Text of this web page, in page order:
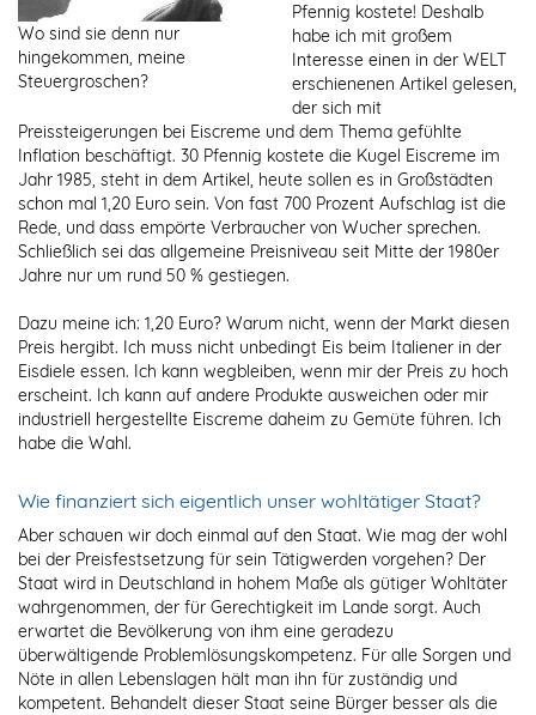
Wo sind sie denn nur
hingekommen, meine
Steuergroschen?
Pfennig kostete! Deshalb
habe ich mit großem
Interesse einen in der WELT
erschienenen Artikel gelesen,
der sich mit
Preissteigerungen bei Eiscreme und dem Thema gefühlte
Inflation beschäftigt. 30 Pfennig kostete die Kugel Eiscreme im
Jahr 1985, steht in dem Artikel, heute sollen es in Großstädten
schon mal 1,20 Euro sein. Von fast 700 Prozent Aufschlag ist die
Rede, und dass empörte Verbraucher von Wucher sprechen.
Schließlich sei das allgemeine Preisniveau seit Mitte der 1980er
Jahre nur um rund 50 % gestiegen.
Dazu meine ich: 1,20 Euro? Warum nicht, wenn der Markt diesen
Preis hergibt. Ich muss nicht unbedingt Eis beim Italiener in der
Eisdiele essen. Ich kann wegbleiben, wenn mir der Preis zu hoch
erscheint. Ich kann auf andere Produkte ausweichen oder mir
industriell hergestellte Eiscreme daheim zu Gemüte führen. Ich
habe die Wahl.
Wie finanziert sich eigentlich unser wohltätiger Staat?
Aber schauen wir doch einmal auf den Staat. Wie mag der wohl
bei der Preisfestsetzung für sein Tätigwerden vorgehen? Der
Staat wird in Deutschland in hohem Maße als gütiger Wohltäter
wahrgenommen, der für Gerechtigkeit im Lande sorgt. Auch
erwartet die Bevölkerung von ihm eine geradezu
überwältigende Problemlösungskompetenz. Für alle Sorgen und
Nöte in allen Lebenslagen hält man ihn für zuständig und
kompetent. Behandelt dieser Staat seine Bürger besser als die